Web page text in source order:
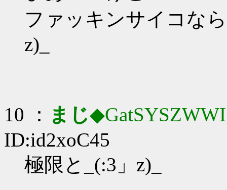
ファッキンサイコな
z)_
10 ： まじ◆GatSYSZWWI
ID:id2xoC45
極限と_(:3」z)_